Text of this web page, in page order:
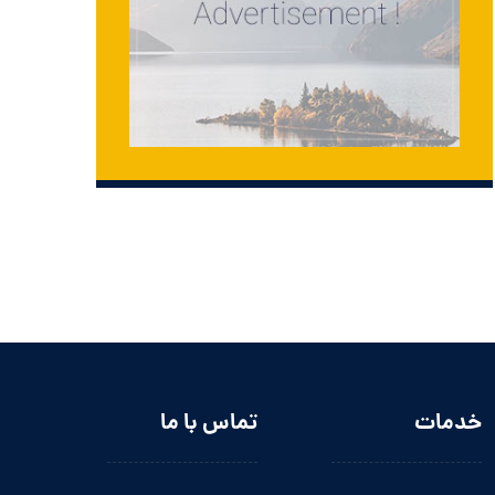
خدمات تماس با ما